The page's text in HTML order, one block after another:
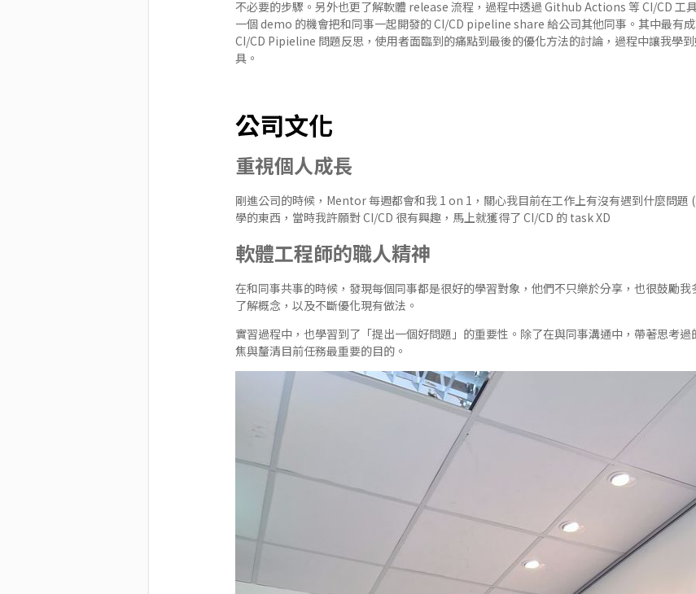
不必要的步驟。另外也更了解軟體 release 流程，過程中透過 Github Actions 等 CI/CD 工
一個 demo 的機會把和同事一起開發的 CI/CD pipeline share 給公司其他同事。其中最有
CI/CD Pipieline 問題反思，使用者面臨到的痛點到最後的優化方法的討論，過程中讓我學
具。
公司文化
重視個人成長
剛進公司的時候，Mentor 每週都會和我 1 on 1，關心我目前在工作上有沒有遇到什麼問題
學的東西，當時我許願對 CI/CD 很有興趣，馬上就獲得了 CI/CD 的 task XD
軟體工程師的職人精神
在和同事共事的時候，發現每個同事都是很好的學習對象，他們不只樂於分享，也很鼓勵
了解概念，以及不斷優化現有做法。
實習過程中，也學習到了「提出一個好問題」的重要性。除了在與同事溝通中，帶著思考
焦與釐清目前任務最重要的目的。